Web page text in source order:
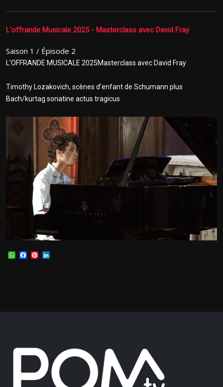
L'offrande Musicale 2025 - Masterclass avec David Fray
Saison 1 / Épisode 2
L’OFFRANDE MUSICALE 2025Masterclass avec David Fray
Timothy Lozakovich, scènes d'enfant de Schumann plus
Bach/kurtag sonatine actus tragicus
WhatsApp
Facebook
Pinterest